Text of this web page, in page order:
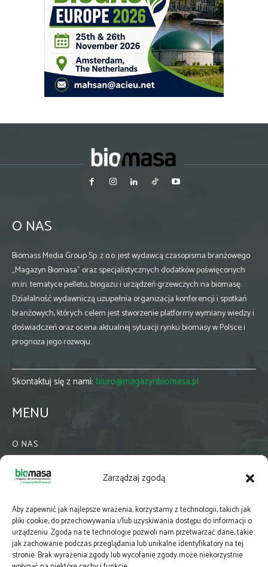
Zarządzaj zgodą
Aby zapewnić jak najlepsze wrażenia, korzystamy z technologii, takich jak
pliki cookie, do przechowywania i/lub uzyskiwania dostępu do informacji o
urządzeniu. Zgoda na te technologie pozwoli nam przetwarzać dane, takie
jak zachowanie podczas przeglądania lub unikalne identyfikatory na tej
stronie. Brak wyrażenia zgody lub wycofanie zgody może niekorzystnie
O NAS
Biomass Media Group Sp. z o.o. jest wydawcą czasopisma branżowego
„Magazyn Biomasa” oraz specjalistycznych dodatków poświęconych
m.in. tematyce pelletu, biogazu i urządzeń grzewczych na biomasę.
Działalność wydawniczą uzupełnia organizacja konferencji i spotkań
branżowych, których celem jest stworzenie platformy wymiany wiedzy i
doświadczeń oraz ocena aktualnej sytuacji rynku biomasy w Polsce i
prognoza jego rozwoju.
Skontaktuj się z nami: biuro@magazynbiomasa.pl
MENU
O NAS
WSPÓŁPRACA
PRENUMERATA
NEWSLETTER
MAPY